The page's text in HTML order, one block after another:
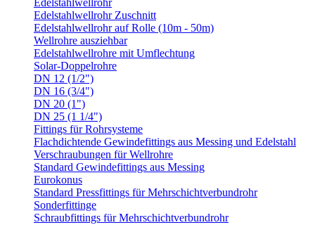
Edelstahlwellrohr
Edelstahlwellrohr Zuschnitt
Edelstahlwellrohr auf Rolle (10m - 50m)
Wellrohre ausziehbar
Edelstahlwellrohre mit Umflechtung
Solar-Doppelrohre
DN 12 (1/2")
DN 16 (3/4")
DN 20 (1")
DN 25 (1 1/4")
Fittings für Rohrsysteme
Flachdichtende Gewindefittings aus Messing und Edelstahl
Verschraubungen für Wellrohre
Standard Gewindefittings aus Messing
Eurokonus
Standard Pressfittings für Mehrschichtverbundrohr
Sonderfittinge
Schraubfittings für Mehrschichtverbundrohr